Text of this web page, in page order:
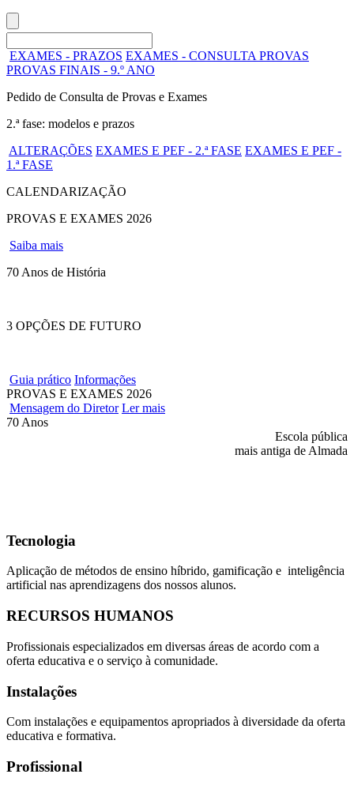
EXAMES - PRAZOS EXAMES - CONSULTA PROVAS
PROVAS FINAIS - 9.º ANO
Pedido de Consulta de Provas e Exames
2.ª fase: modelos e prazos
ALTERAÇÕES EXAMES E PEF - 2.ª FASE EXAMES E PEF -
1.ª FASE
CALENDARIZAÇÃO
PROVAS E EXAMES 2026
Saiba mais
70 Anos de História
3 OPÇÕES DE FUTURO
Guia prático Informações
PROVAS E EXAMES 2026
Mensagem do Diretor Ler mais
70 Anos
Escola pública
mais antiga de Almada
Tecnologia
Aplicação de métodos de ensino híbrido, gamificação e inteligência
artificial nas aprendizagens dos nossos alunos.
RECURSOS HUMANOS
Profissionais especializados em diversas áreas de acordo com a
oferta educativa e o serviço à comunidade.
Instalações
Com instalações e equipamentos apropriados à diversidade da oferta
educativa e formativa.
Profissional